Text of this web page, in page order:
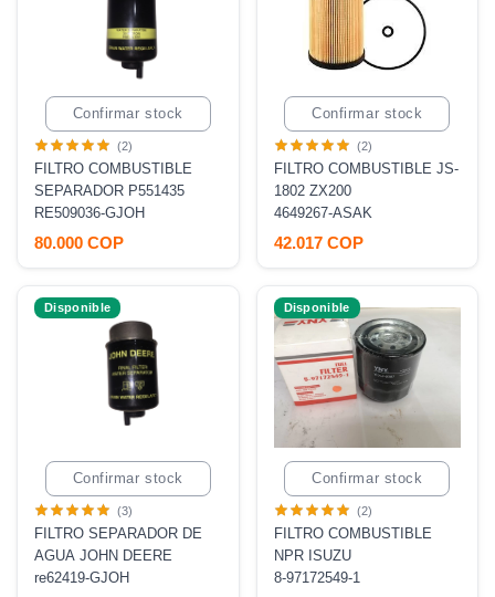
Confirmar stock
(2)
FILTRO COMBUSTIBLE
SEPARADOR P551435
RE509036-GJOH
80.000 COP
Confirmar stock
(2)
FILTRO COMBUSTIBLE JS-
1802 ZX200
4649267-ASAK
42.017 COP
Confirmar stock
Disponible
(3)
FILTRO SEPARADOR DE
AGUA JOHN DEERE
re62419-GJOH
Confirmar stock
Disponible
(2)
FILTRO COMBUSTIBLE
NPR ISUZU
8-97172549-1